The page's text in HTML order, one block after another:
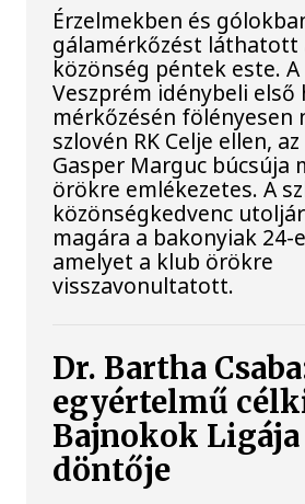
Érzelmekben és
gálamérkőzést láthatott
közönség péntek este. A
Veszprém idénybeli első
mérkőzésén fölényesen
szlovén RK Celje ellen,
Gasper Marguc búcsúja
örökre emlékezetes. A
közönségkedvenc
magára a bakonyiak 24-
amelyet a klub örökre
visszavonultatott.
Dr. Bartha
egyértelmű
Bajnokok Ligája
döntője